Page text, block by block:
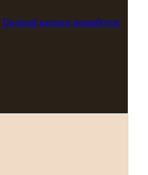
Полный каталог разработок